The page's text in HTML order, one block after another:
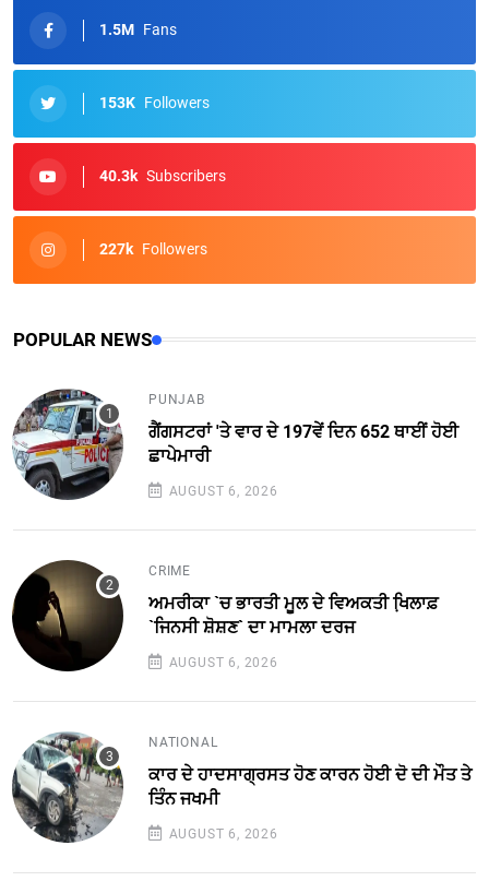
1.5M Fans
153K Followers
40.3k Subscribers
227k Followers
POPULAR NEWS
PUNJAB
ਗੈਂਗਸਟਰਾਂ 'ਤੇ ਵਾਰ ਦੇ 197ਵੇਂ ਦਿਨ 652 ਥਾਈਂ ਹੋਈ
ਛਾਪੇਮਾਰੀ
AUGUST 6, 2026
CRIME
ਅਮਰੀਕਾ `ਚ ਭਾਰਤੀ ਮੂਲ ਦੇ ਵਿਅਕਤੀ ਖਿ਼ਲਾਫ਼
`ਜਿਨਸੀ ਸ਼ੋਸ਼ਣ` ਦਾ ਮਾਮਲਾ ਦਰਜ
AUGUST 6, 2026
NATIONAL
ਕਾਰ ਦੇ ਹਾਦਸਾਗ੍ਰਸਤ ਹੋਣ ਕਾਰਨ ਹੋਈ ਦੋ ਦੀ ਮੌਤ ਤੇ
ਤਿੰਨ ਜਖਮੀ
AUGUST 6, 2026